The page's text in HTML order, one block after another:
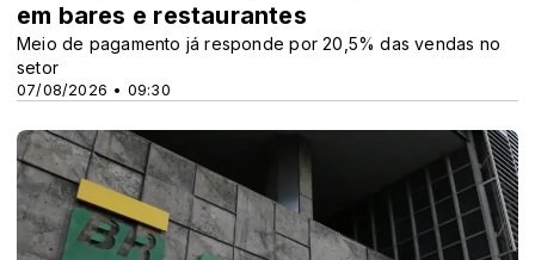
07/08/2026 • 09:30
em bares e restaurantes
Meio de pagamento já responde por 20,5% das vendas no
setor